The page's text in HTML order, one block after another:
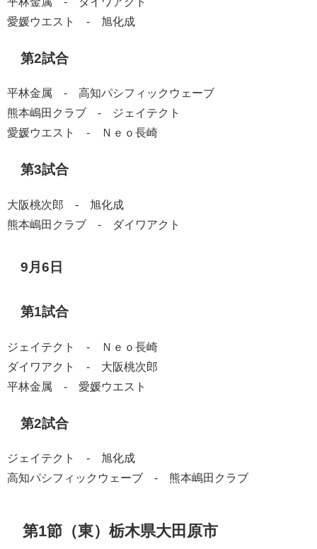
愛媛ウエスト - 旭化成
第2試合
平林金属 - 高知パシフィックウェーブ
熊本嶋田クラブ - ジェイテクト
愛媛ウエスト - Ｎｅｏ長崎
第3試合
大阪桃次郎 - 旭化成
熊本嶋田クラブ - ダイワアクト
9月6日
第1試合
ジェイテクト - Ｎｅｏ長崎
ダイワアクト - 大阪桃次郎
平林金属 - 愛媛ウエスト
第2試合
ジェイテクト - 旭化成
高知パシフィックウェーブ - 熊本嶋田クラブ
第1節（東）栃木県大田原市